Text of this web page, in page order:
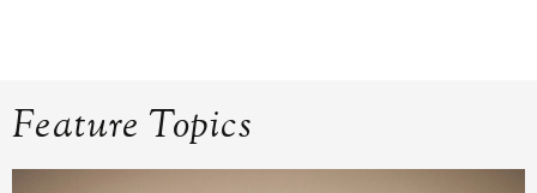
Feature Topics